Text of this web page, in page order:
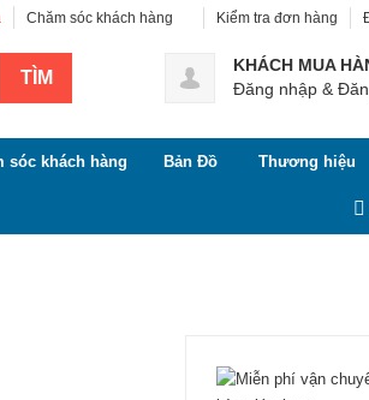
Chăm sóc khách hàng Kiểm tra đơn hàng
KHÁCH MUA
Đăng nhập&
sóc khách hàng Bản Đồ Thương hiệu